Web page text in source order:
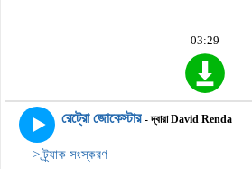
03:29
রেট্রো জোকেস্টার - দ্বারা David Renda
> ট্র্যাক সংস্করণ